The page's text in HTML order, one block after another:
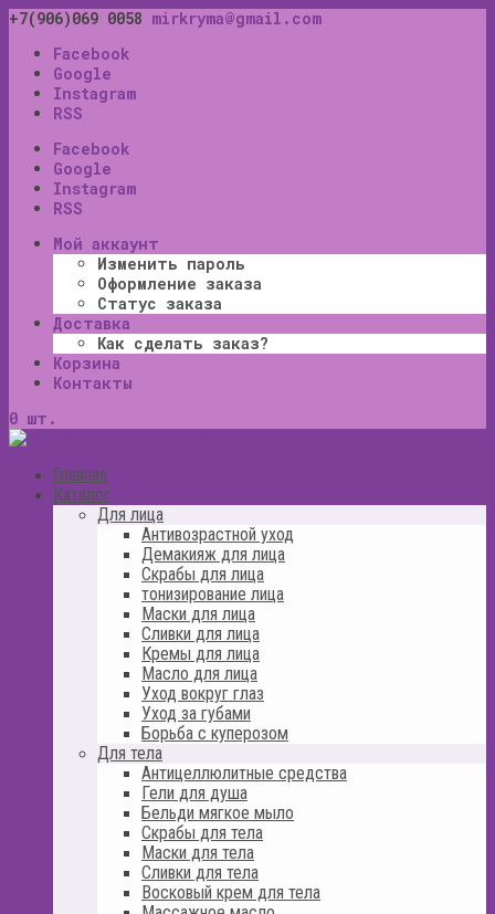
+7(906)069 0058 mirkryma@gmail.com
Facebook
Google
Instagram
RSS
Facebook
Google
Instagram
RSS
Мой аккаунт
Изменить пароль
Оформление заказа
Статус заказа
Доставка
Как сделать заказ?
Корзина
Контакты
0 шт.
Главная
Каталог
Для лица
Антивозрастной уход
Демакияж для лица
Скрабы для лица
тонизирование лица
Маски для лица
Сливки для лица
Кремы для лица
Масло для лица
Уход вокруг глаз
Уход за губами
Борьба с куперозом
Для тела
Антицеллюлитные средства
Гели для душа
Бельди мягкое мыло
Скрабы для тела
Маски для тела
Сливки для тела
Восковый крем для тела